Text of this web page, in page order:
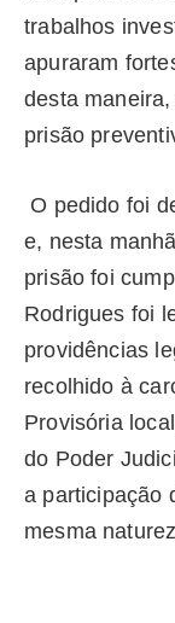
trabalhos
apuraram
desta
prisão
O pedido foi
e, nesta
prisão foi
Rodrigues foi
providências
recolhido à
Provisória
do Poder
a participação
mesma